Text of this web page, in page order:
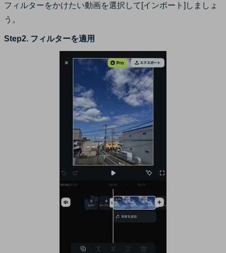
フィルターをかけたい動画を選択して[インポート]しましょ
う。
Step2. フィルターを適用